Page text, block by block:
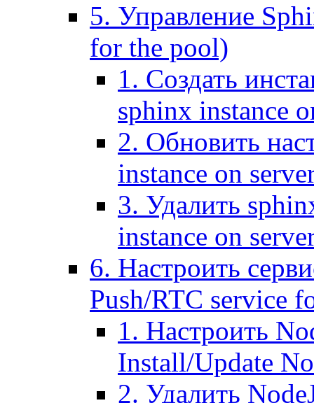
5. Управление
for the pool)
1. Создать
sphinx instance
2. Обновить
instance on
3. Удалить
instance on
6. Настроить
Push/RTC service
1. Настроить
Install/Update
2. Удалить